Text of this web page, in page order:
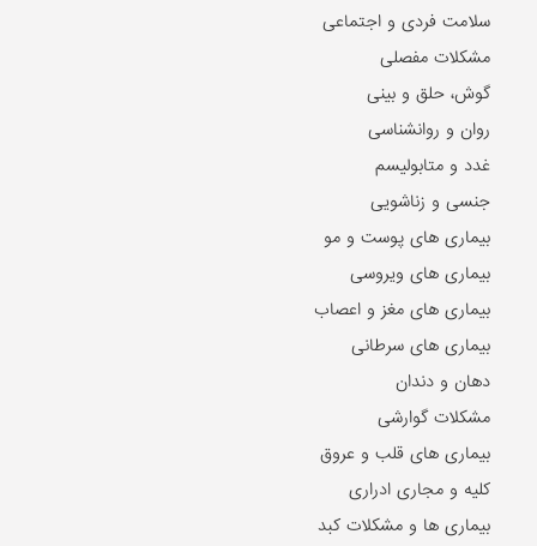
سلامت فردی و اجتماعی
مشکلات مفصلی
گوش، حلق و بینی
روان و روانشناسی
غدد و متابولیسم
جنسی و زناشویی
بیماری های پوست و مو
بیماری های ویروسی
بیماری های مغز و اعصاب
بیماری های سرطانی
دهان و دندان
مشکلات گوارشی
بیماری های قلب و عروق
کلیه و مجاری ادراری
بیماری ها و مشکلات کبد